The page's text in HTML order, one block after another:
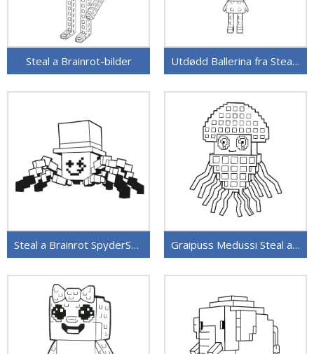
Steal a Brainrot-bilder Utdødd Ballerina fra Steal a Brainrot
Steal a Brainrot SpyderSammy Graipuss Medussi Steal a Brainrot